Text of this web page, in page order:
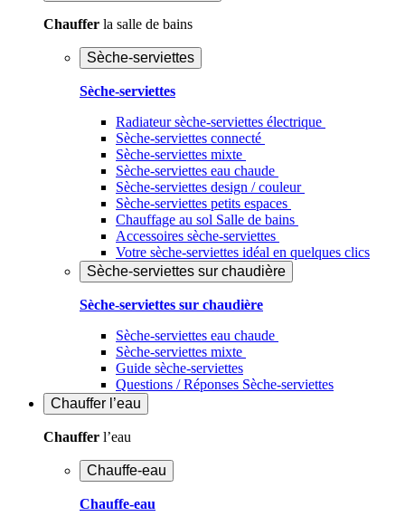
Chauffer la salle de bains
Sèche-serviettes
Sèche-serviettes
Radiateur sèche-serviettes électrique
Sèche-serviettes connecté
Sèche-serviettes mixte
Sèche-serviettes eau chaude
Sèche-serviettes design / couleur
Sèche-serviettes petits espaces
Chauffage au sol Salle de bains
Accessoires sèche-serviettes
Votre sèche-serviettes idéal en quelques clics
Sèche-serviettes sur chaudière
Sèche-serviettes sur chaudière
Sèche-serviettes eau chaude
Sèche-serviettes mixte
Guide sèche-serviettes
Questions / Réponses Sèche-serviettes
Chauffer l’eau
Chauffer l’eau
Chauffe-eau
Chauffe-eau